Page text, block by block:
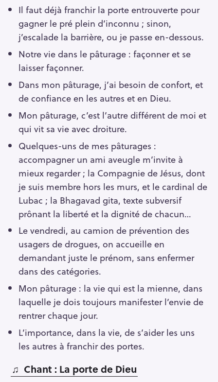
Il faut déjà franchir la porte entrouverte pour
gagner le pré plein d’inconnu ; sinon,
j’escalade la barrière, ou je passe en-dessous.
Notre vie dans le pâturage : façonner et se
laisser façonner.
Dans mon pâturage, j’ai besoin de confort, et
de confiance en les autres et en Dieu.
Mon pâturage, c’est l’autre différent de moi et
qui vit sa vie avec droiture.
Quelques-uns de mes pâturages :
accompagner un ami aveugle m’invite à
mieux regarder ; la Compagnie de Jésus, dont
je suis membre hors les murs, et le cardinal de
Lubac ; la Bhagavad gita, texte subversif
prônant la liberté et la dignité de chacun…
Le vendredi, au camion de prévention des
usagers de drogues, on accueille en
demandant juste le prénom, sans enfermer
dans des catégories.
Mon pâturage : la vie qui est la mienne, dans
laquelle je dois toujours manifester l’envie de
rentrer chaque jour.
L’importance, dans la vie, de s’aider les uns
les autres à franchir des portes.
♫ Chant : La porte de Dieu